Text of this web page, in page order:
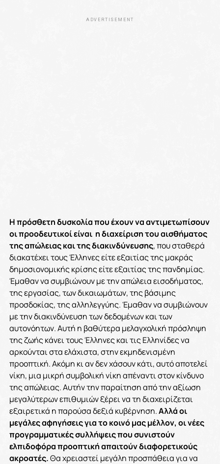
ADVERTISEMENT
Η πρόσθετη δυσκολία που έχουν να αντιμετωπίσουν
οι προοδευτικοί είναι η διαχείριση του αισθήματος
της απώλειας και της διακινδύνευσης, που σταθερά
διακατέχει τους Έλληνες είτε εξαιτίας της μακράς
δημοσιονομικής κρίσης είτε εξαιτίας της πανδημίας.
Έμαθαν να συμβιώνουν με την απώλεια εισοδήματος,
της εργασίας, των δικαιωμάτων, της βάσιμης
προσδοκίας, της αλληλεγγύης. Έμαθαν να συμβιώνουν
με την διακινδύνευση των δεδομένων και των
αυτονόητων. Αυτή η βαθύτερα μελαγχολική πρόσληψη
της ζωής κάνει τους Έλληνες και τις Ελληνίδες να
αρκούνται στα ελάχιστα, στην εκμηδενισμένη
προοπτική. Ακόμη κι αν δεν χάσουν κάτι, αυτό αποτελεί
νίκη, μια μικρή συμβολική νίκη απέναντι στον κίνδυνο
της απώλειας. Αυτήν την παραίτηση από την αξίωση
μεγαλύτερων επιθυμιών ξέρει να τη διαχειρίζεται
εξαιρετικά η παρούσα δεξιά κυβέρνηση.Αλλά οι
μεγάλες αφηγήσεις για το κοινό μας μέλλον, οι νέες
προγραμματικές συλλήψεις που συνιστούν
ελπιδοφόρα προοπτική απαιτούν διαφορετικούς
ακροατές.Θα χρειαστεί μεγάλη προσπάθεια για να